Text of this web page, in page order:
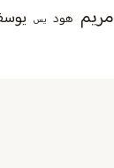
مريم هود يس